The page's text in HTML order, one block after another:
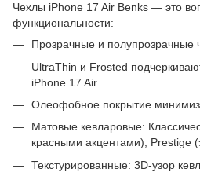
Чехлы iPhone 17 Air Benks — это
функциональности:
Прозрачные и полупрозрачные
UltraThin и Frosted
iPhone 17 Air.
Олеофобное покрытие
Матовые кевларовые:
красными акцентами), Prestige
Текстурированные: 3D-узор